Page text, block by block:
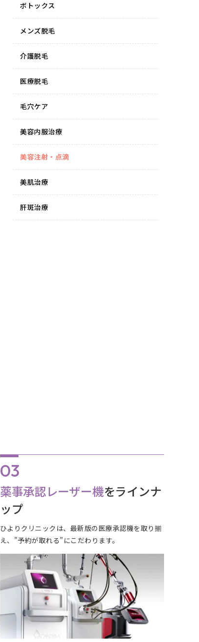
ボトックス
メンズ脱毛
介護脱毛
医療脱毛
毛穴ケア
美容内服治療
美容注射・点滴
美肌治療
肝斑治療
薬事承認レーザー機をラインナ
ップ
ひよりクリニックは、最新版の医療承認機を取り揃
え、”予約が取れる”にこだわります。